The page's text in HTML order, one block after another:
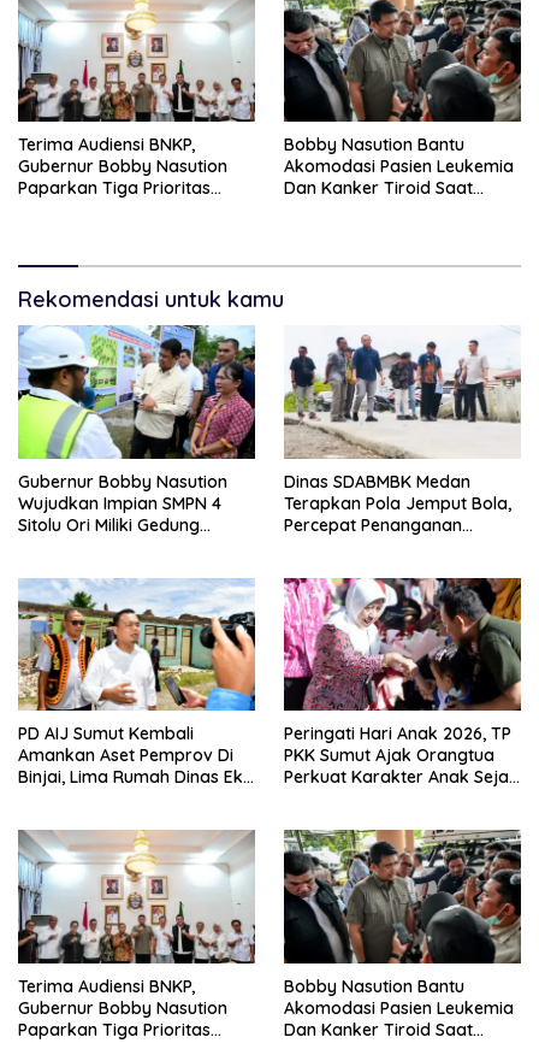
Terima Audiensi BNKP,
Gubernur Bobby Nasution
Paparkan Tiga Prioritas
Bobby Nasution Bantu
Akomodasi Pasien Leukemia
Dan Kanker Tiroid Saat
Rekomendasi untuk kamu
Gubernur Bobby Nasution
Wujudkan Impian SMPN 4
Sitolu Ori Miliki Gedung
Dinas SDABMBK Medan
Terapkan Pola Jemput Bola,
Percepat Penanganan
PD AIJ Sumut Kembali
Amankan Aset Pemprov Di
Binjai, Lima Rumah Dinas Eks
Peringati Hari Anak 2026, TP
PKK Sumut Ajak Orangtua
Perkuat Karakter Anak Sejak
Terima Audiensi BNKP,
Gubernur Bobby Nasution
Paparkan Tiga Prioritas
Bobby Nasution Bantu
Akomodasi Pasien Leukemia
Dan Kanker Tiroid Saat